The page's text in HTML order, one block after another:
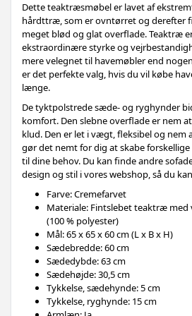
Dette teaktræsmøbel er lavet af
hårdttræ, som er ovntørret og derefter
meget blød og glat overflade. Teaktræ
ekstraordinære styrke og
mere velegnet til havemøbler end
er det perfekte valg, hvis du vil købe
længe.
De tyktpolstrede sæde- og ryghynder
komfort. Den slebne overflade er nem
klud. Den er let i vægt, fleksibel og
gør det nemt for dig at skabe
til dine behov. Du kan finde andre
design og stil i vores webshop, så du
Farve: Cremefarvet
Materiale: Fintslebet teaktræ med
(100 % polyester)
Mål: 65 x 65 x 60 cm (L x B x H)
Sædebredde: 60 cm
Sædedybde: 63 cm
Sædehøjde: 30,5 cm
Tykkelse, sædehynde: 5 cm
Tykkelse, ryghynde: 15 cm